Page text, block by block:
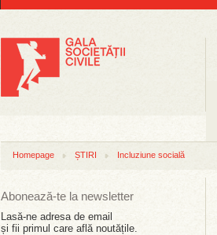
Homepage ȘTIRI Incluziune socială
Abonează-te la newsletter
Lasă-ne adresa de email
și fii primul care află noutățile.